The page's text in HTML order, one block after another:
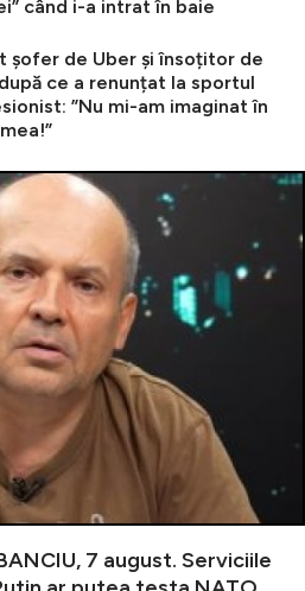
când i-a intrat în baie
șofer de Uber și însoțitor de
ce a renunțat la sportul
”Nu mi-am imaginat în
7 august. Serviciile